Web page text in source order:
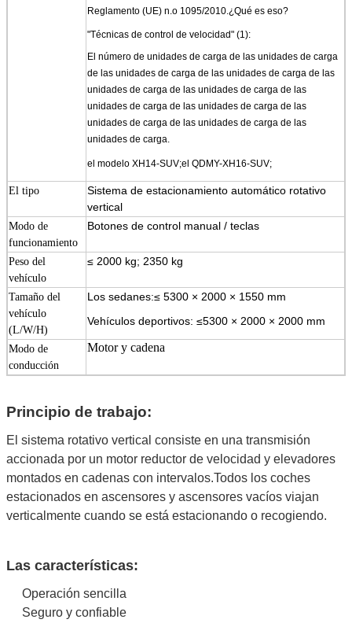
Reglamento (UE) n.o 1095/2010.¿Qué es eso?
"Técnicas de control de velocidad" (1):
El número de unidades de carga de las unidades de carga
de las unidades de carga de las unidades de carga de las
unidades de carga de las unidades de carga de las
unidades de carga de las unidades de carga de las
unidades de carga de las unidades de carga de las
unidades de carga.
el modelo XH14-SUV;el QDMY-XH16-SUV;
El tipo
Sistema de estacionamiento automático rotativo
vertical
Modo de
funcionamiento
Botones de control manual / teclas
Peso del
vehículo
≤ 2000 kg; 2350 kg
Tamaño del
vehículo
(L/W/H)
Los sedanes:≤ 5300 × 2000 × 1550 mm
Vehículos deportivos: ≤5300 × 2000 × 2000 mm
Modo de
conducción
Motor y cadena
Velocidad del
motor
Entre 4 y 6 m/min
Tiempo máximo
de recogida
55 a 145 años
Voltado de
110V/220V/ 240V/380V (personalizado)
Sistema de
El PCL
Término de
garantía
12 meses para las piezas clave eléctricas, 5 años para la
estructura
Principio de trabajo:
El sistema rotativo vertical consiste en una transmisión
accionada por un motor reductor de velocidad y elevadores
montados en cadenas con intervalos.Todos los coches
estacionados en ascensores y ascensores vacíos viajan
verticalmente cuando se está estacionando o recogiendo.
Las características:
Operación sencilla
Seguro y confiable